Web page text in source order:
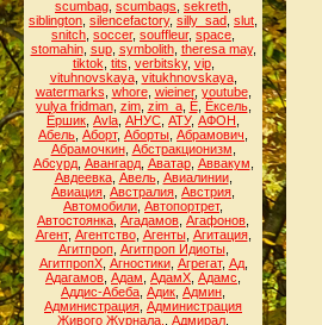
scumbag scumbags sekreth
siblington silencefactory, silly_sad slut
snitch soccer, souffleur, space
stomahin, sup, symbolith, theresa may,
tiktok tits verbitsky, vip,
vituhnovskaya, vitukhnovskaya,
watermarks whore, wieiner, youtube,
yulya fridman, zim, zim_a, Ё, Ёксель,
Ёршик Аvla АНУС АТУ, АФОН
Абель Аборт, Аборты Абрамович
Абрамочкин, Абстракционизм
Абсурд, Авангард, Аватар, Аввакум
Авдеевка, Авель, Авиалинии,
Авиация Австралия Австрия
Автомобили Автопортрет,
Автостоянка Агадамов Агафонов
Агент, Агентство, Агенты, Агитация,
Агитпроп, Агитпроп Идиоты,
АгитпропХ, Агностики, Агрегат, Ад,
Адагамов Адам АдамХ Адамс
Аддис-Абеба Адик Админ
Администрация Администрация
Живого Журнала.
Адмирал